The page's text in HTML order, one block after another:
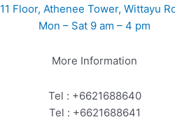
11 Floor, Athenee Tower, Wittayu
Mon – Sat 9 am – 4 pm
More Information
Tel : +6621688640
Tel : +6621688641